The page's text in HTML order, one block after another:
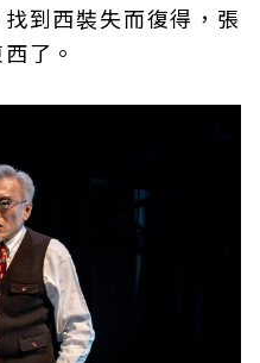
到西裝失而復得，張
了。